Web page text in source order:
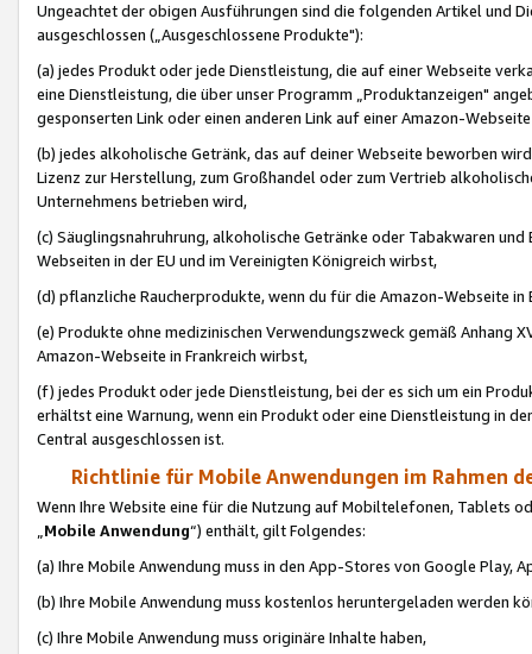
Ungeachtet der obigen Ausführungen sind die folgenden Artikel und
ausgeschlossen („Ausgeschlossene Produkte"):
(a) jedes Produkt oder jede Dienstleistung, die auf einer Webseite
eine Dienstleistung, die über unser Programm „Produktanzeigen"
gesponserten Link oder einen anderen Link auf einer Amazon-
(b) jedes alkoholische Getränk, das auf deiner Webseite beworben
Lizenz zur Herstellung, zum Großhandel oder zum Vertrieb
Unternehmens betrieben wird,
(c) Säuglingsnahruhrung, alkoholische Getränke oder Tabakwaren
Webseiten in der EU und im Vereinigten Königreich wirbst,
(d) pflanzliche Raucherprodukte, wenn du für die Amazon-Webseite in
(e) Produkte ohne medizinischen Verwendungszweck gemäß Anhang
Amazon-Webseite in Frankreich wirbst,
(f) jedes Produkt oder jede Dienstleistung, bei der es sich um ein
erhältst eine Warnung, wenn ein Produkt oder eine Dienstleistung in
Central ausgeschlossen ist.
Richtlinie für Mobile Anwendungen im Rahmen
Wenn Ihre Website eine für die Nutzung auf Mobiltelefonen, Tablets
„Mobile Anwendung“) enthält, gilt Folgendes:
(a) Ihre Mobile Anwendung muss in den App-Stores von Google Play,
(b) Ihre Mobile Anwendung muss kostenlos heruntergeladen werden
(c) Ihre Mobile Anwendung muss originäre Inhalte haben,